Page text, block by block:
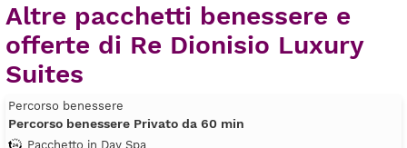
Altre pacchetti benessere e
offerte di Re Dionisio Luxury
Suites
Percorso benessere
Percorso benessere Privato da 60 min
Pacchetto in Day Spa